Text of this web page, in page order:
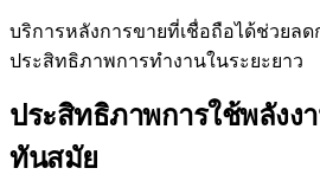
บริการหลังการขายที่เชื่อถือได้ช่วยล
ประสิทธิภาพการทำงานในระยะยาว
ประสิทธิภาพการใช้พลังง
ทันสมัย